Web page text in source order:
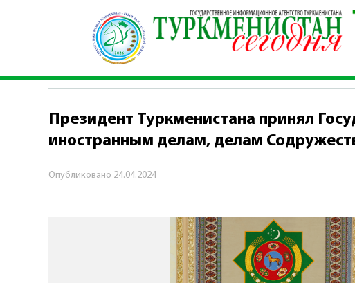
\ Политика \ Президент Туркменистана
ПОЛИТИКА
Президент Туркменистана принял
иностранным делам, делам
Опубликовано 24.04.2024